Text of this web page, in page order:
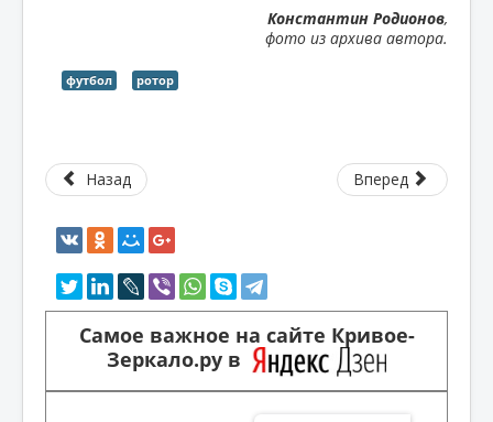
Константин Родионов,
фото из архива автора.
футбол ротор
Назад Вперед
Самое важное на сайте Кривое-
Зеркало.ру в